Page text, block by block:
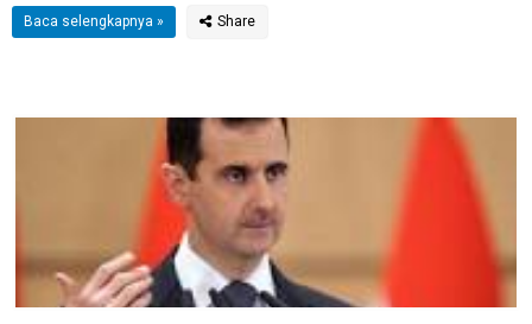
Baca selengkapnya »